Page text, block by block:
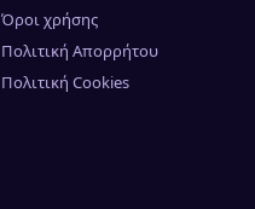
Όροι χρήσης
Πολιτική Απορρήτου
Πολιτική Cookies